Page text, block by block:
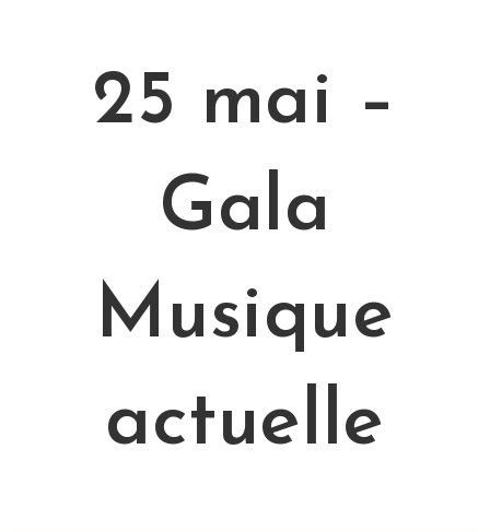
25 mai –
Gala
Musique
actuelle